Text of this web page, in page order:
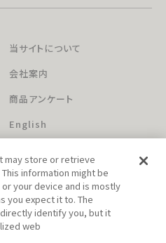
当サイトについて
会社案内
商品アンケート
English
る著作物の無断利用を禁じます。
may store or retrieve
information might be
your device and is mostly
you expect it to. The
identify you, but it
web